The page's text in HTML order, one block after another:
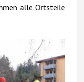
alle Ortsteile